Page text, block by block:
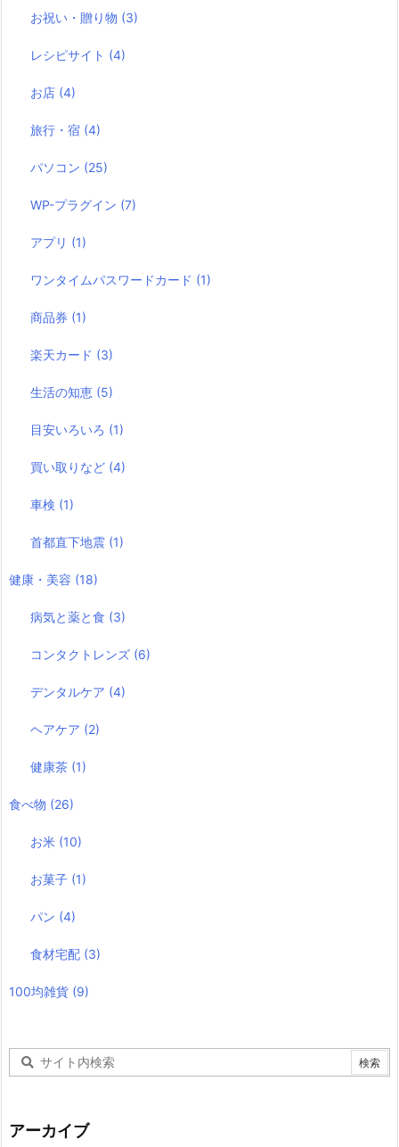
お祝い・贈り物 (3)
レシピサイト (4)
お店 (4)
旅行・宿 (4)
パソコン (25)
WP-プラグイン (7)
アプリ (1)
ワンタイムパスワードカード (1)
商品券 (1)
楽天カード (3)
生活の知恵 (5)
目安いろいろ (1)
買い取りなど (4)
車検 (1)
首都直下地震 (1)
健康・美容 (18)
病気と薬と食 (3)
コンタクトレンズ (6)
デンタルケア (4)
ヘアケア (2)
健康茶 (1)
食べ物 (26)
お米 (10)
お菓子 (1)
パン (4)
食材宅配 (3)
100均雑貨 (9)
アーカイブ